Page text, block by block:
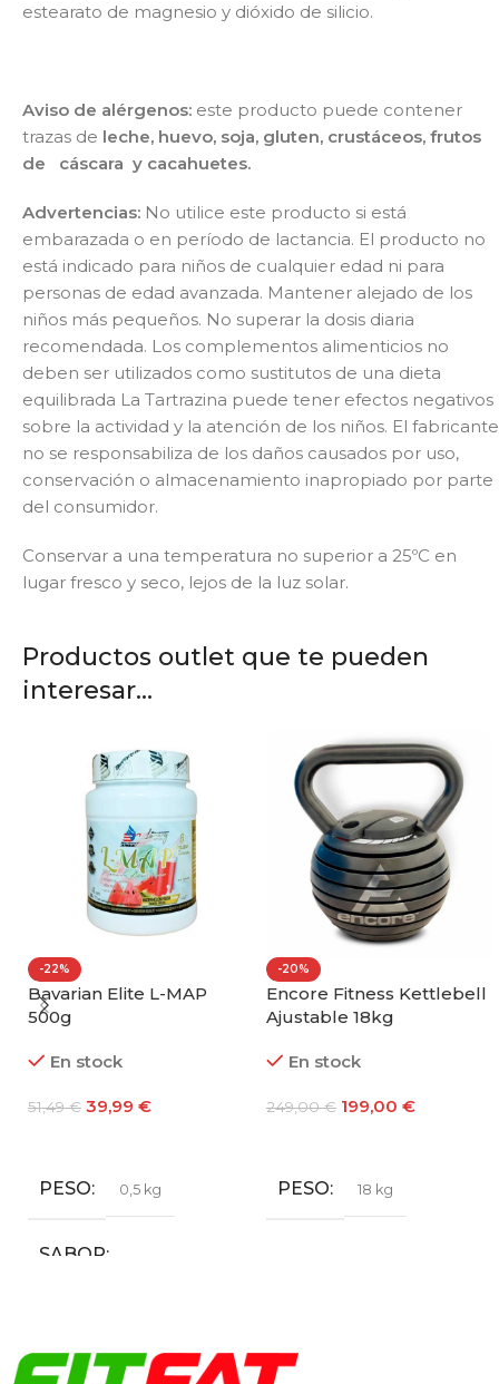
estearato de magnesio y dióxido de silicio.
Aviso de alérgenos: este producto puede contener
trazas de leche, huevo, soja, gluten, crustáceos, frutos
de cáscara y cacahuetes.
Advertencias: No utilice este producto si está
embarazada o en período de lactancia. El producto no
está indicado para niños de cualquier edad ni para
personas de edad avanzada. Mantener alejado de los
niños más pequeños. No superar la dosis diaria
recomendada. Los complementos alimenticios no
deben ser utilizados como sustitutos de una dieta
equilibrada La Tartrazina puede tener efectos negativos
sobre la actividad y la atención de los niños. El fabricante
no se responsabiliza de los daños causados por uso,
conservación o almacenamiento inapropiado por parte
del consumidor.
Conservar a una temperatura no superior a 25ºC en
lugar fresco y seco, lejos de la luz solar.
Productos outlet que te pueden
interesar...
-20%
Encore Fitness
Mancuerna Ajustable
Out of stock
249,00€ 199,00
PESO 20 kg
-19%
Vit.O.Best Whey Protein
100% 1000g
Out of stock
39,60€ - 48,60€
SABOR